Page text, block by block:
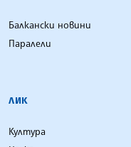
Балкански новини
Паралели
ЛИК
Култура